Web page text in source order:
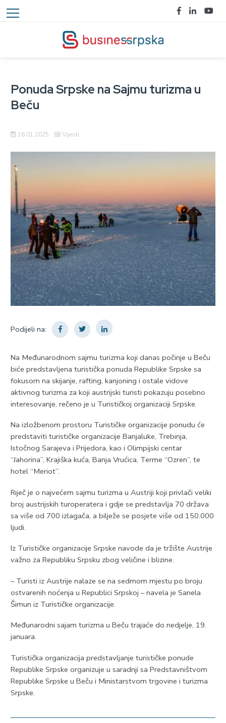
Ponuda Srpske na Sajmu turizma u
Beču
16.01.2025 Vijesti
Podijeli na:
Na Međunarodnom sajmu turizma koji danas počinje u Beču
biće predstavljena turistička ponuda Republike Srpske sa
fokusom na skijanje, rafting, kanjoning i ostale vidove
aktivnog turizma za koji austrijski turisti pokazuju posebno
interesovanje, rečeno je u Turističkoj organizaciji Srpske.
Na izložbenom prostoru Turističke organizacije ponudu će
predstaviti turističke organizacije Banjaluke, Trebinja,
Istočnog Sarajeva i Prijedora, kao i Olimpijski centar
“Јahorina”, Krajiška kuća, Banja Vrućica, Terme “Ozren”, te
hotel “Meriot”.
Riječ je o najvećem sajmu turizma u Austriji koji privlači veliki
broj austrijskih turoperatera i gdje se predstavlja 70 država
sa više od 700 izlagača, a bilježe se posjete više od 150.000
ljudi.
Iz Turističke organizacije Srpske navode da je tržište Austrije
važno za Republiku Srpsku zbog veličine i blizine.
– Turisti iz Austrije nalaze se na sedmom mjestu po broju
ostvarenih noćenja u Republici Srpskoj – navela je Sanela
Šimun iz Turističke organizacije.
Međunarodni sajam turizma u Beču trajaće do nedjelje, 19.
januara.
Turistička organizacija predstavljanje turističke ponude
Republike Srpske organizuje u saradnji sa Predstavništvom
Republike Srpske u Beču i Ministarstvom trgovine i turizma
Srpske.